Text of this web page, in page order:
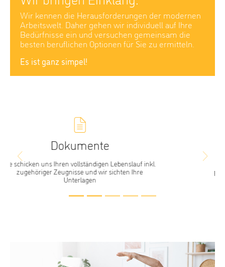
Wir kennen die Herausforderungen der modernen
Arbeitswelt. Daher gehen wir individuell auf Ihre
Bedürfnisse ein und versuchen gemeinsam die
besten beruflichen Optionen für Sie zu ermitteln.
passende Jobs und finden den für Sie passenden
heraus
Previous Next